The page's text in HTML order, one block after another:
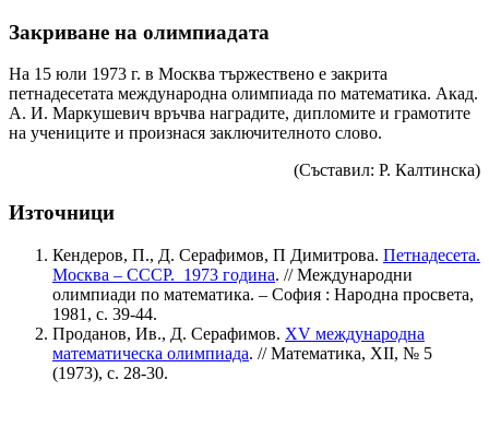
Закриване на олимпиадата
На 15 юли 1973 г. в Москва тържествено е закрита
петнадесетата международна олимпиада по математика. Акад.
А. И. Маркушевич връчва наградите, дипломите и грамотите
на учениците и произнася заключителното слово.
(Съставил: Р. Калтинска)
Източници
Кендеров, П., Д. Серафимов, П Димитрова. Петнадесета.
Москва – СССР. 1973 година. // Международни
олимпиади по математика. – София : Народна просвета,
1981, с. 39-44.
Проданов, Ив., Д. Серафимов. ХV международна
математическа олимпиада. // Математика, XII, № 5
(1973), с. 28-30.